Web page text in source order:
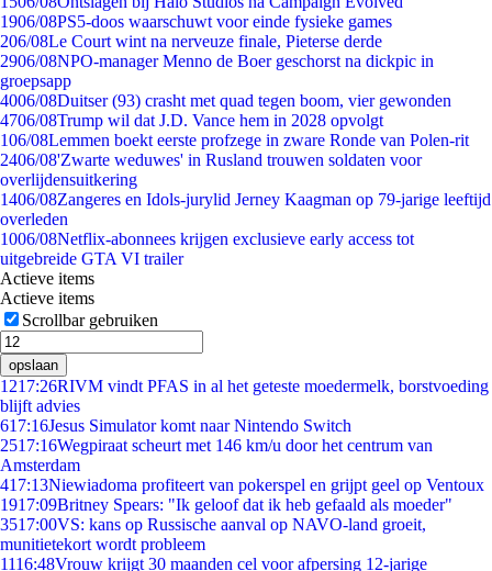
1906/08PS5-doos waarschuwt voor einde fysieke games
206/08Le Court wint na nerveuze finale, Pieterse derde
2906/08NPO-manager Menno de Boer geschorst na dickpic in
groepsapp
4006/08Duitser (93) crasht met quad tegen boom, vier gewonden
4706/08Trump wil dat J.D. Vance hem in 2028 opvolgt
106/08Lemmen boekt eerste profzege in zware Ronde van Polen-rit
2406/08'Zwarte weduwes' in Rusland trouwen soldaten voor
overlijdensuitkering
1406/08Zangeres en Idols-jurylid Jerney Kaagman op 79-jarige leeftijd
overleden
1006/08Netflix-abonnees krijgen exclusieve early access tot
uitgebreide GTA VI trailer
Actieve items
Actieve items
Scrollbar gebruiken
opslaan
1217:26RIVM vindt PFAS in al het geteste moedermelk, borstvoeding
blijft advies
617:16Jesus Simulator komt naar Nintendo Switch
2517:16Wegpiraat scheurt met 146 km/u door het centrum van
Amsterdam
417:13Niewiadoma profiteert van pokerspel en grijpt geel op Ventoux
1917:09Britney Spears: "Ik geloof dat ik heb gefaald als moeder"
3517:00VS: kans op Russische aanval op NAVO-land groeit,
munitietekort wordt probleem
1116:48Vrouw krijgt 30 maanden cel voor afpersing 12-jarige